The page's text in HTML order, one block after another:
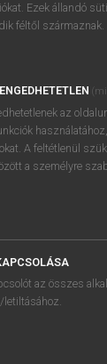
Ezek állandó
féltől származnak.
az
A feltétlenül
a személyre
az összes
letiltásához.